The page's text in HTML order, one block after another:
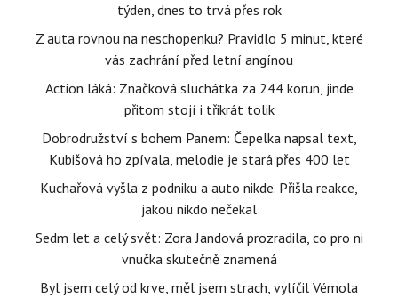
týden, dnes to trvá přes rok
Z auta rovnou na neschopenku? Pravidlo 5 minut, které
vás zachrání před letní angínou
Action láká: Značková sluchátka za 244 korun, jinde
přitom stojí i třikrát tolik
Dobrodružství s bohem Panem: Čepelka napsal text,
Kubišová ho zpívala, melodie je stará přes 400 let
Kuchařová vyšla z podniku a auto nikde. Přišla reakce,
jakou nikdo nečekal
Sedm let a celý svět: Zora Jandová prozradila, co pro ni
vnučka skutečně znamená
Byl jsem celý od krve, měl jsem strach, vylíčil Vémola